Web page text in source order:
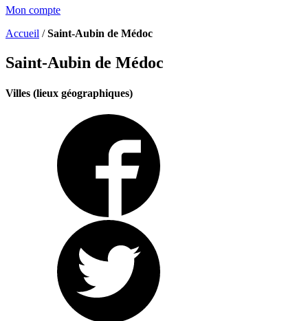
Mon compte
Accueil /Saint-Aubin de Médoc
Saint-Aubin de Médoc
Villes (lieux géographiques)